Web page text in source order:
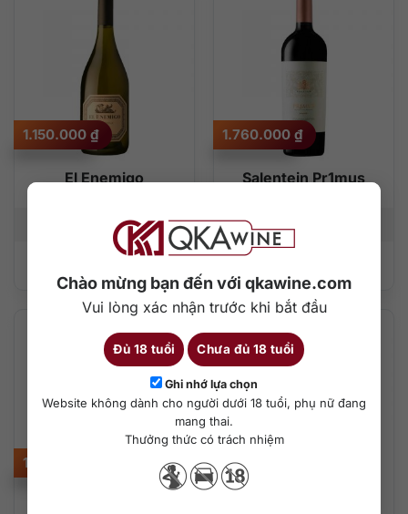
Chào mừng bạn đến với qkawine.com
Vui lòng xác nhận trước khi bắt đầu
Đủ 18 tuổi Chưa đủ 18 tuổi
Ghi nhớ lựa chọn
Website không dành cho người dưới 18 tuổi, phụ nữ đang
mang thai.
Thưởng thức có trách nhiệm
El Enemigo
1.150.000 ₫
13,5%
Salentein Pr1mus
1.760.000 ₫
1.090.000 560.000